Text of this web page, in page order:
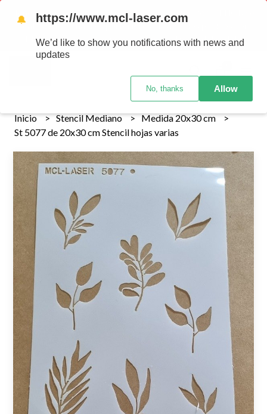
Tenemos envios a todo el pais!........ Los envios Por MENOR se
realizan 48 hs habiles porteriores al pago , los pedidos por
MAYOR se envian 7 dias posteriores al pago del pedido
Inicio Stencil Mediano
Medida 20x30 cm
St 5077 de 20x30 cm Stencil hojas varias
🔔 https://www.mcl-laser.com
We’d like to show you notifications with news and
updates
No, thanks Allow